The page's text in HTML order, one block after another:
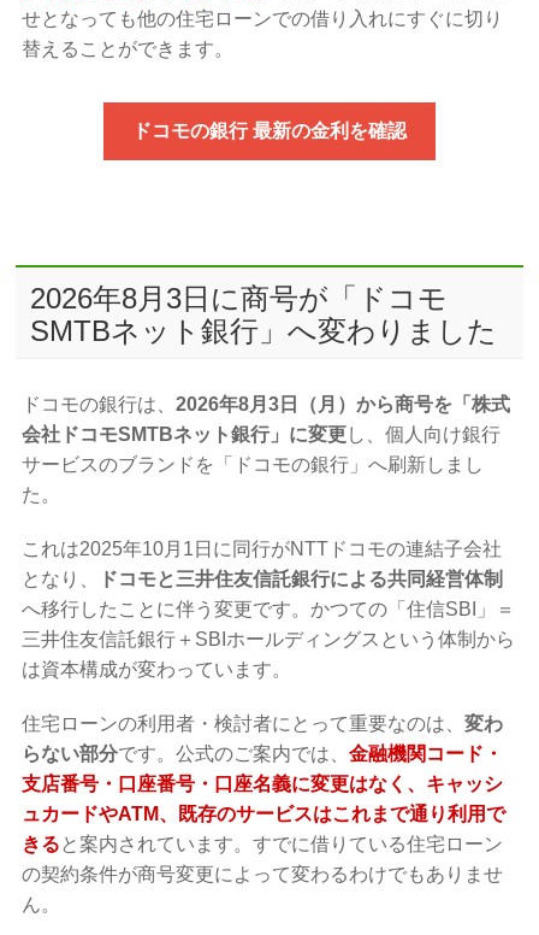
せとなっても他の住宅ローンでの借り入れにすぐに切り
替えることができます。
ドコモの銀行 最新の金利を確認
2026年8月3日に商号が「ドコモ
SMTBネット銀行」へ変わりました
ドコモの銀行は、2026年8月3日（月）から商号を「株式
会社ドコモSMTBネット銀行」に変更し、個人向け銀行
サービスのブランドを「ドコモの銀行」へ刷新しまし
た。
これは2025年10月1日に同行がNTTドコモの連結子会社
となり、
ドコモと三井住友信託銀行による共同経営体制
へ移行したことに伴う変更です。かつての「住信SBI」＝
三井住友信託銀行＋SBIホールディングスという体制から
は資本構成が変わっています。
住宅ローンの利用者・検討者にとって重要なのは、変わ
らない部分です。公式のご案内では、金融機関コード・
支店番号・口座番号・口座名義に変更はなく、キャッシ
ュカードやATM、既存のサービスはこれまで通り利用で
きる と案内されています。すでに借りている住宅ローン
の契約条件が商号変更によって変わるわけでもありませ
ん。